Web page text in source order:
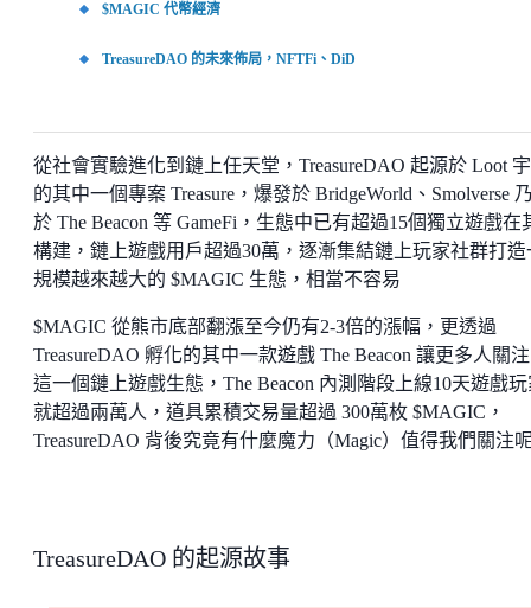
$MAGIC 代幣經濟
TreasureDAO 的未來佈局，NFTFi、DiD
從社會實驗進化到鏈上任天堂，TreasureDAO 起源於 Loot
的其中一個專案 Treasure，爆發於 BridgeWorld、Smolverse
於 The Beacon 等 GameFi，生態中已有超過15個獨立遊戲在
構建，鏈上遊戲用戶超過30萬，逐漸集結鏈上玩家社群打造
規模越來越大的 $MAGIC 生態，相當不容易
$MAGIC 從熊市底部翻漲至今仍有2-3倍的漲幅，更透過
TreasureDAO 孵化的其中一款遊戲 The Beacon 讓更多人關
這一個鏈上遊戲生態，The Beacon 內測階段上線10天遊戲
就超過兩萬人，道具累積交易量超過 300萬枚 $MAGIC，
TreasureDAO 背後究竟有什麼魔力（Magic）值得我們關注
TreasureDAO 的起源故事